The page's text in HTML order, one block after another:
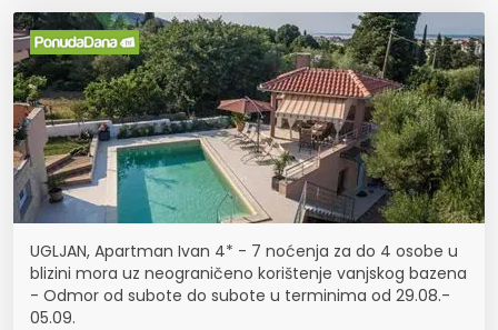
UGLJAN, Apartman Ivan 4* - 7 noćenja za do 4 osobe u
blizini mora uz neograničeno korištenje vanjskog bazena
- Odmor od subote do subote u terminima od 29.08.-
05.09.